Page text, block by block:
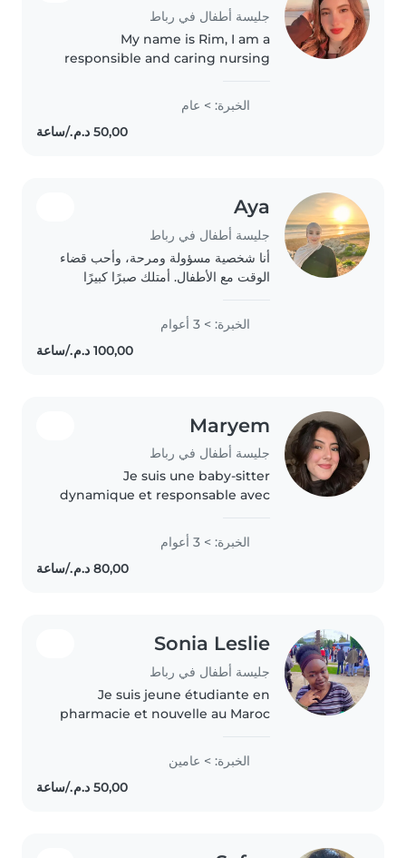
جليسة أطفال في رباط
My name is Rim, I am a
responsible and caring nursing
children. Through my studies
and clinical training, I have
developed basic healthcare
الخبرة: > عام
Aya
جليسة أطفال في رباط
أنا شخصية مسؤولة ومرحة، وأحب قضاء
الوقت مع الأطفال. أمتلك صبرًا كبيرًا
وآمنة، مثل الرسم والألعاب التربوية.
سلامتهم وسعادتهم هي أولويتي القصوى،
الخبرة: > 3 أعوام
Maryem
جليسة أطفال في رباط
Je suis une baby-sitter
dynamique et responsable avec
enfants de tous âges, ainsi
qu'une expérience dans un
centre ludo pédagogique. Je
الخبرة: > 3 أعوام
Sonia Leslie
جليسة أطفال في رباط
Je suis jeune étudiante en
pharmacie et nouvelle au Maroc
partiel. Je suis attentive,
responsable, drôle, j'adore les
enfants et j'ai une expérience
الخبرة: > عامين